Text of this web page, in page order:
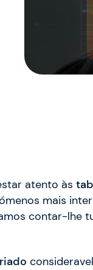
atento às
mais
contar-lhe